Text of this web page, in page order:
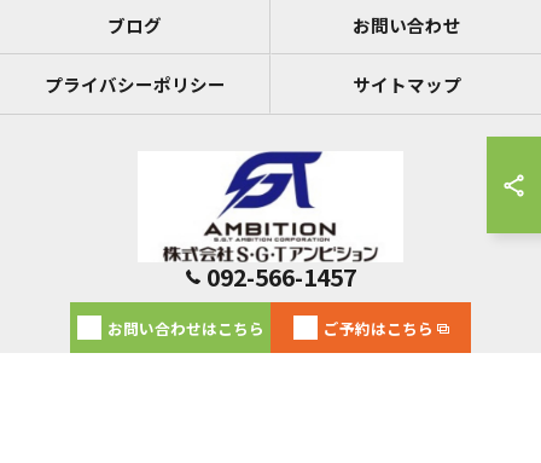
092-566-1457
お問い合わせはこちら ご予約はこちら
ブログ お問い合わせ
プライバシーポリシー サイトマップ
© 2026 福岡のレンタルスペースならS・G・Tベースラボール ALL RIGHTS
RESERVED.